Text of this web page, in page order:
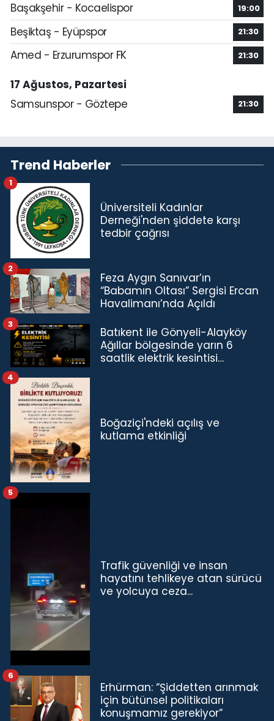
Başakşehir - Kocaelispor
19:00
Beşiktaş - Eyüpspor 21:30
Amed - Erzurumspor FK 21:30
17 Ağustos, Pazartesi
Samsunspor - Göztepe
21:30
Trend Haberler
Üniversiteli Kadınlar
Derneği'nden şiddete karşı
tedbir çağrısı
1
Feza Aygın Sanıvar’ın
“Babamın Oltası” Sergisi Ercan
Havalimanı’nda Açıldı
2
Batıkent ile Gönyeli-Alayköy
Ağıllar bölgesinde yarın 6
saatlik elektrik kesintisi…
3
Boğaziçi'ndeki açılış ve
kutlama etkinliği
4
Trafik güvenliği ve insan
hayatını tehlikeye atan sürücü
ve yolcuya ceza...
5
Erhürman: “Şiddetten arınmak
için bütünsel politikaları
konuşmamız gerekiyor”
6